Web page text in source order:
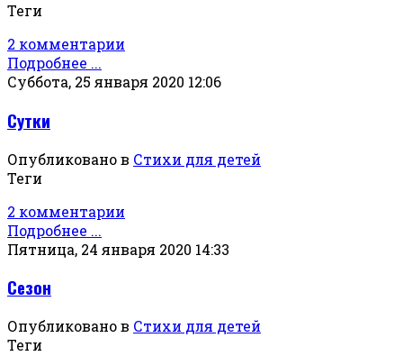
Теги
2 комментарии
Подробнее ...
Суббота, 25 января 2020 12:06
Сутки
Опубликовано в Стихи для детей
Теги
2 комментарии
Подробнее ...
Пятница, 24 января 2020 14:33
Сезон
Опубликовано в Стихи для детей
Теги